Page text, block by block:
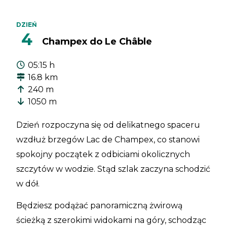
DZIEŃ
4 Champex do Le Châble
05:15 h
16.8 km
240 m
1050 m
Dzień rozpoczyna się od delikatnego spaceru
wzdłuż brzegów Lac de Champex, co stanowi
spokojny początek z odbiciami okolicznych
szczytów w wodzie. Stąd szlak zaczyna schodzić
w dół.
Będziesz podążać panoramiczną żwirową
ścieżką z szerokimi widokami na góry, schodząc